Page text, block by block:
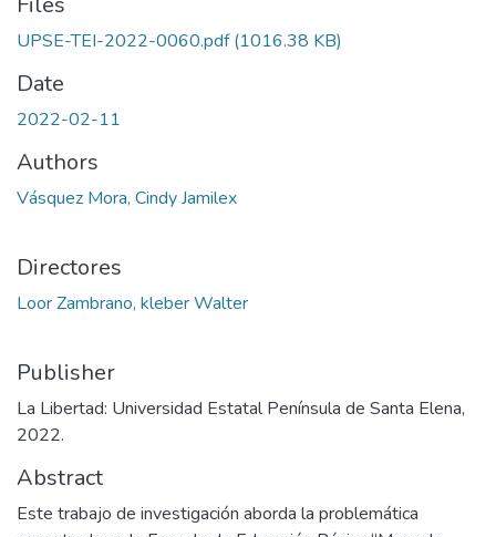
UPSE-TEI-2022-0060.pdf(1016.38 KB)
Date
2022-02-11
Authors
Vásquez Mora, Cindy Jamilex
Directores
Loor Zambrano, kleber Walter
Publisher
La Libertad: Universidad Estatal Península de Santa Elena,
2022.
Abstract
Este trabajo de investigación aborda la problemática